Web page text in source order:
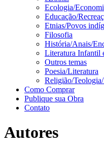
Ecologia/
Educação/
Etnias/Povos
Filosofia
História/Anais/
Literatura Infantil
Outros temas
Poesia/Literatura
Religião/
Como Comprar
Publique sua Obra
Contato
Autores